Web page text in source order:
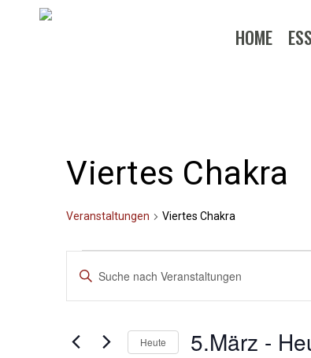
HOME
Viertes Chakra
Veranstaltungen Viertes Chakra
Veranstaltungen
Veranstaltungen
Suche
und
Bitte
Suche
Heute 5.März -